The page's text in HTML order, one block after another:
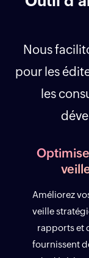
Nous
pour les
les
Améliorez
veille
rapports et
fournissent